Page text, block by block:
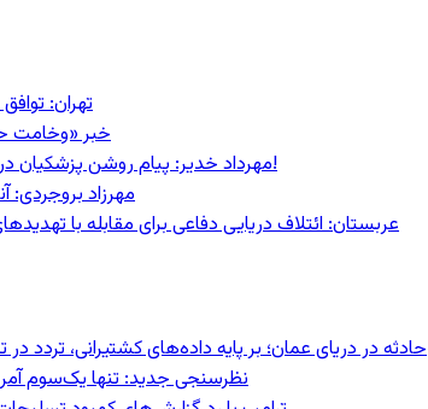
تهران:
خبر «وخامت
مهرداد خدیر: پیام روشن پزشکیان در گفت‌و‌گوی تصویری با مرد نامرئی: من هستم!
مهرزاد بروجردی:
عربستان: ائتلاف دریایی دفاعی برای مقابله با
حادثه در دریای عمان؛ بر پایه داده‌های کشتیرانی،
نظرسنجی جدید: تنها یک‌سوم